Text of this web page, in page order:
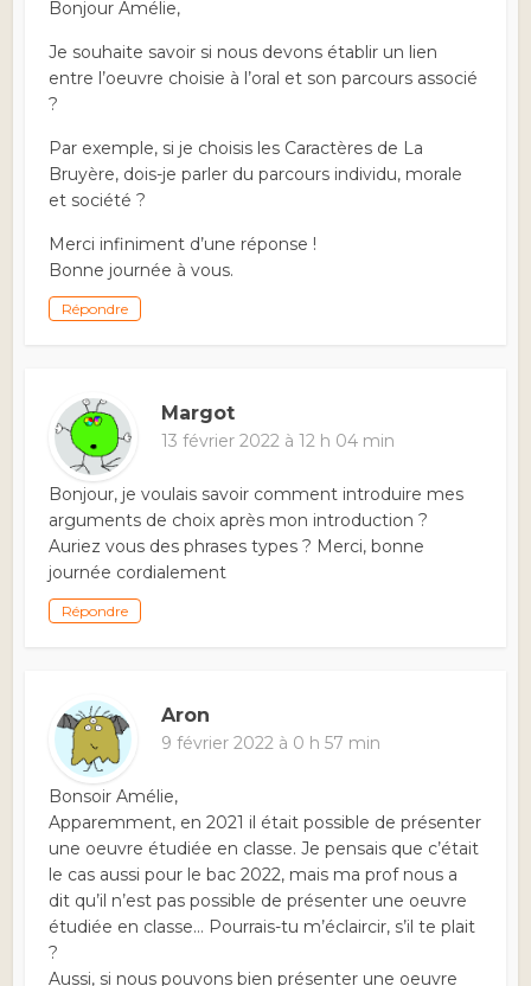
Bonjour Amélie,
Je souhaite savoir si nous devons établir un lien
entre l’oeuvre choisie à l’oral et son parcours associé
?
Par exemple, si je choisis les Caractères de La
Bruyère, dois-je parler du parcours individu, morale
et société ?
Merci infiniment d’une réponse !
Bonne journée à vous.
Répondre
Margot
13 février 2022 à 12 h 04 min
Bonjour, je voulais savoir comment introduire mes
arguments de choix après mon introduction ?
Auriez vous des phrases types ? Merci, bonne
journée cordialement
Répondre
Aron
9 février 2022 à 0 h 57 min
Bonsoir Amélie,
Apparemment, en 2021 il était possible de présenter
une oeuvre étudiée en classe. Je pensais que c’était
le cas aussi pour le bac 2022, mais ma prof nous a
dit qu’il n’est pas possible de présenter une oeuvre
étudiée en classe… Pourrais-tu m’éclaircir, s’il te plait
?
Aussi, si nous pouvons bien présenter une oeuvre